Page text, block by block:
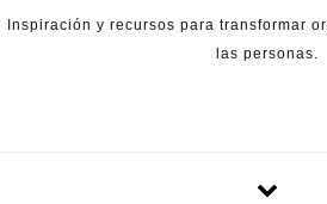
Inspiración y recursos para transformar
las personas.